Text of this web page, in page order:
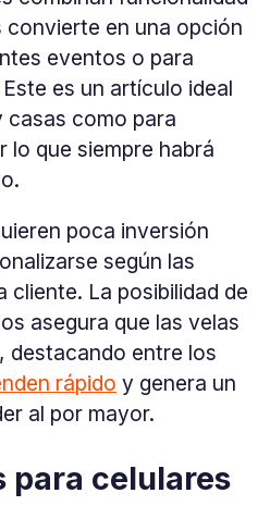
en una opción
eventos o para
es un artículo ideal
como para
lo que siempre habrá
poca inversión
según las
cliente. La posibilidad de
asegura que las velas
destacando entre los
rápido y genera un
al por mayor.
para celulares